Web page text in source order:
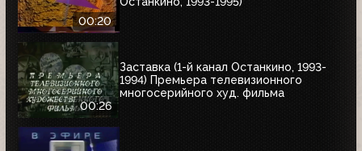
00:20
00:26
Заставка (1-й канал Останкино, 1993-
1994) Премьера телевизионного
многосерийного худ. фильма